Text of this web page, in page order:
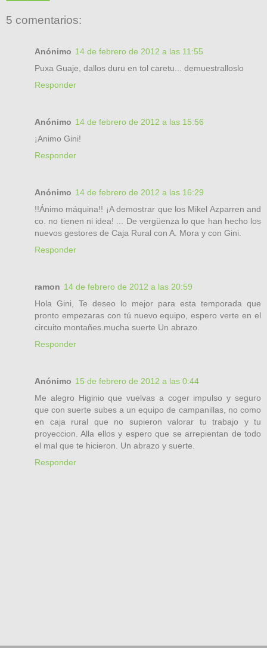
5 comentarios:
Anónimo 14 de febrero de 2012 a las 11:55
Puxa Guaje, dallos duru en tol caretu... demuestralloslo
Responder
Anónimo 14 de febrero de 2012 a las 15:56
¡Animo Gini!
Responder
Anónimo 14 de febrero de 2012 a las 16:29
!!Ánimo máquina!! ¡A demostrar que los Mikel Azparren and
co. no tienen ni idea! ... De vergüenza lo que han hecho los
nuevos gestores de Caja Rural con A. Mora y con Gini.
Responder
ramon 14 de febrero de 2012 a las 20:59
Hola Gini, Te deseo lo mejor para esta temporada que
pronto empezaras con tú nuevo equipo, espero verte en el
circuito montañes.mucha suerte Un abrazo.
Responder
Anónimo 15 de febrero de 2012 a las 0:44
Me alegro Higinio que vuelvas a coger impulso y seguro
que con suerte subes a un equipo de campanillas, no como
en caja rural que no supieron valorar tu trabajo y tu
proyeccion. Alla ellos y espero que se arrepientan de todo
el mal que te hicieron. Un abrazo y suerte.
Responder